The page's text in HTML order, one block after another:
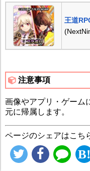
王道
注意事項
画像やアプリ・ゲーム
元に帰属します。
ページのシェアはこち